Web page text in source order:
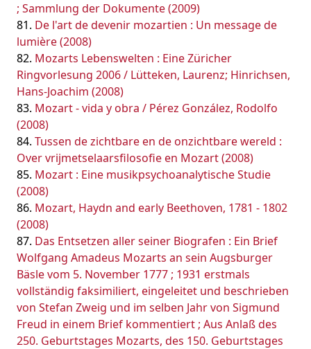
; Sammlung der Dokumente (2009)
De l'art de devenir mozartien : Un message de
lumière (2008)
Mozarts Lebenswelten : Eine Züricher
Ringvorlesung 2006 / Lütteken, Laurenz; Hinrichsen,
Hans-Joachim (2008)
Mozart - vida y obra / Pérez González, Rodolfo
(2008)
Tussen de zichtbare en de onzichtbare wereld :
Over vrijmetselaarsfilosofie en Mozart (2008)
Mozart : Eine musikpsychoanalytische Studie
(2008)
Mozart, Haydn and early Beethoven, 1781 - 1802
(2008)
Das Entsetzen aller seiner Biografen : Ein Brief
Wolfgang Amadeus Mozarts an sein Augsburger
Bäsle vom 5. November 1777 ; 1931 erstmals
vollständig faksimiliert, eingeleitet und beschrieben
von Stefan Zweig und im selben Jahr von Sigmund
Freud in einem Brief kommentiert ; Aus Anlaß des
250. Geburtstages Mozarts, des 150. Geburtstages